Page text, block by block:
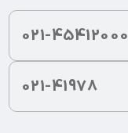
021-45412000
021-41978